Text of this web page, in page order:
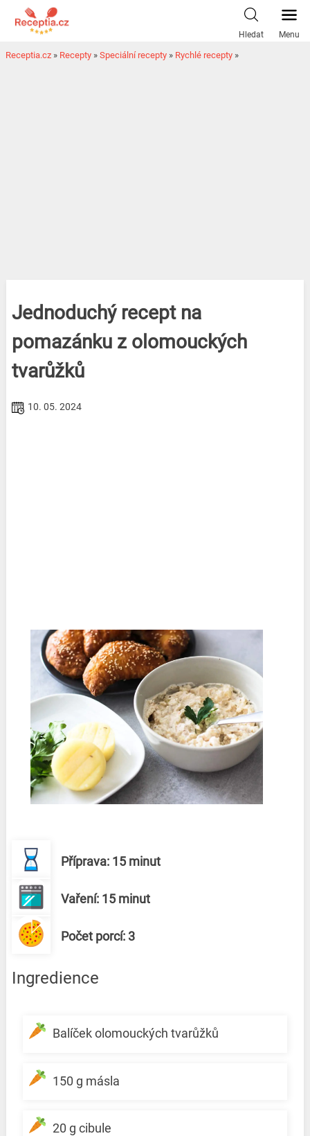
Hledat Menu
Receptia.cz » Recepty » Speciální recepty » Rychlé recepty »
Jednoduchý recept na
pomazánku z olomouckých
tvarůžků
10. 05. 2024
Příprava: 15 minut
Vaření: 15 minut
Počet porcí: 3
Ingredience
Balíček olomouckých tvarůžků
150 g másla
20 g cibule